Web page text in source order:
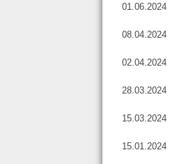
01.06.2024
08.04.2024
02.04.2024
28.03.2024
15.03.2024
15.01.2024